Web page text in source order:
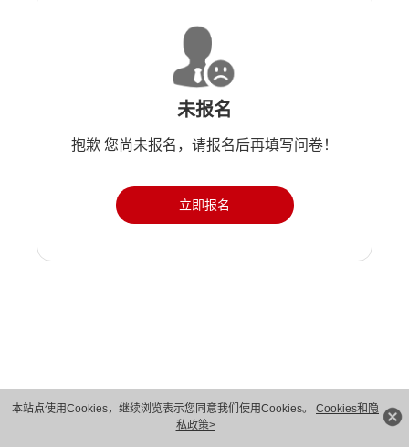
本站点使用Cookies，继续浏览表示您同意我们使用Cookies。 Cookies和隐
私政策>
未报名
抱歉 您尚未报名，请报名后再填写问卷！
立即报名
版权所有 © 华为技术有限公司 1998-2026。 保留一切权利。粤A2-20044005号
隐私保护
法律声明